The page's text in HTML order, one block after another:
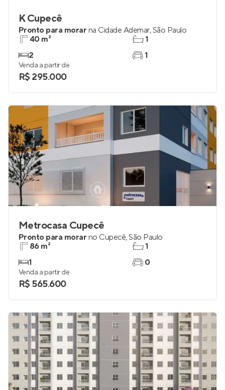
K Cupecê
Pronto para morar na Cidade Ademar,São Paulo
40 m²
2
1
1
Venda a partir de
R$ 295.000
Metrocasa Cupecê
Pronto para morar no Cupecê,São Paulo
86 m²
1
1
0
Venda a partir de
R$ 565.600